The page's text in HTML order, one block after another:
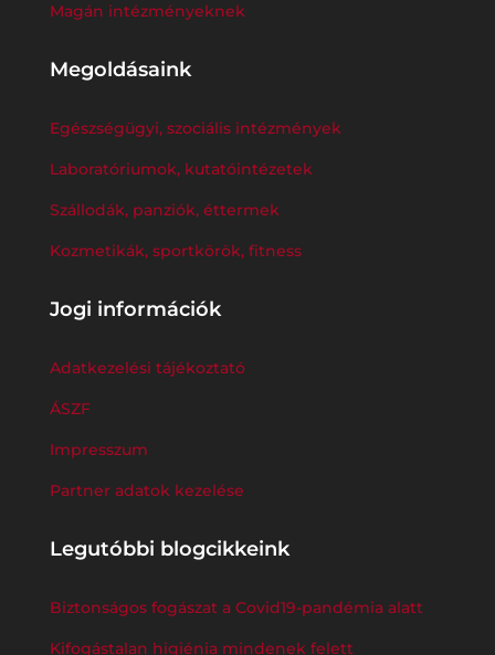
Magán intézményeknek
Megoldásaink
Egészségügyi, szociális intézmények
Laboratóriumok, kutatóintézetek
Szállodák, panziók, éttermek
Kozmetikák, sportkörök, fitness
Jogi információk
Adatkezelési tájékoztató
ÁSZF
Impresszum
Partner adatok kezelése
Legutóbbi blogcikkeink
Biztonságos fogászat a Covid19-pandémia alatt
Kifogástalan higiénia mindenek felett